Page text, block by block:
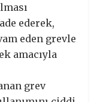
ederek,
eden grevle
amacıyla
grev